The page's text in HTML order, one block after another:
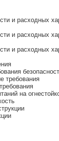
и расходных
и расходных
и расходных
требования
на